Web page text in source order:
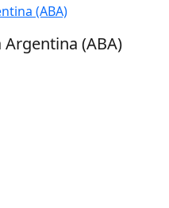
D/I del gen ECA1